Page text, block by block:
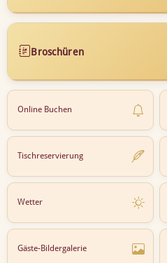
Broschüren
Online Buchen
Tischreservierung
Wetter
Gäste-Bildergalerie